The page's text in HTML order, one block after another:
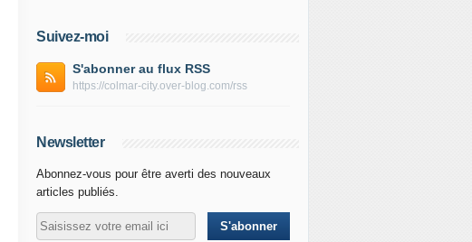
Suivez-moi
S'abonner au flux RSS
https://colmar-city.over-blog.com/rss
Newsletter
Abonnez-vous pour être averti des nouveaux
articles publiés.